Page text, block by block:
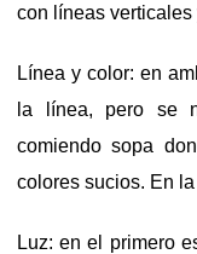
con líneas verticales
Línea y color: en
la línea, pero se
comiendo sopa
colores sucios. En
Luz: en el primero